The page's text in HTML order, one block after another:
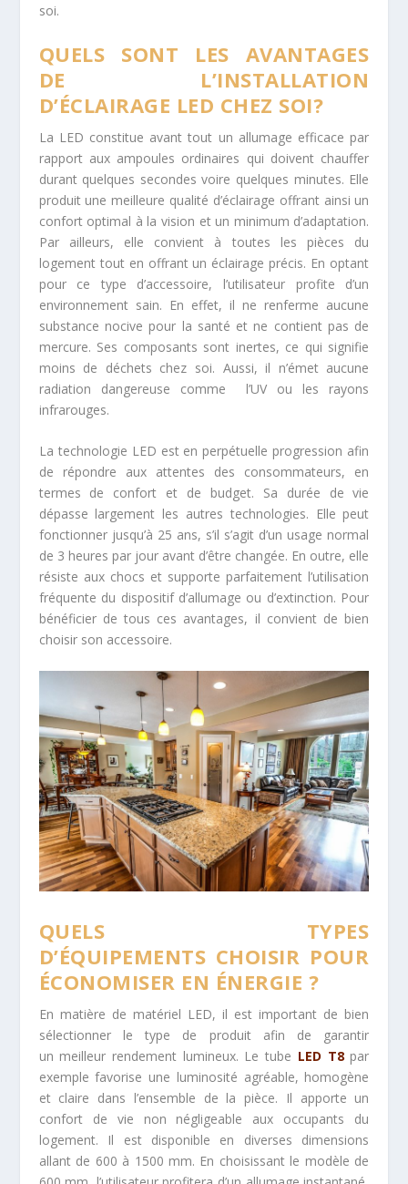
soi.
QUELS SONT LES AVANTAGES
DE L’INSTALLATION
D’ÉCLAIRAGE LED CHEZ SOI?
La LED constitue avant tout un allumage efficace par
rapport aux ampoules ordinaires qui doivent chauffer
durant quelques secondes voire quelques minutes. Elle
produit une meilleure qualité d’éclairage offrant ainsi un
confort optimal à la vision et un minimum d’adaptation.
Par ailleurs, elle convient à toutes les pièces du
logement tout en offrant un éclairage précis. En optant
pour ce type d’accessoire, l’utilisateur profite d’un
environnement sain. En effet, il ne renferme aucune
substance nocive pour la santé et ne contient pas de
mercure. Ses composants sont inertes, ce qui signifie
moins de déchets chez soi. Aussi, il n’émet aucune
radiation dangereuse comme l’UV ou les rayons
infrarouges.
La technologie LED est en perpétuelle progression afin
de répondre aux attentes des consommateurs, en
termes de confort et de budget. Sa durée de vie
dépasse largement les autres technologies. Elle peut
fonctionner jusqu’à 25 ans, s’il s’agit d’un usage normal
de 3 heures par jour avant d’être changée. En outre, elle
résiste aux chocs et supporte parfaitement l’utilisation
fréquente du dispositif d’allumage ou d’extinction. Pour
bénéficier de tous ces avantages, il convient de bien
choisir son accessoire.
QUELS TYPES
D’ÉQUIPEMENTS CHOISIR POUR
ÉCONOMISER EN ÉNERGIE ?
En matière de matériel LED, il est important de bien
sélectionner le type de produit afin de garantir
un meilleur rendement lumineux. Le tube LED T8par
exemple favorise une luminosité agréable, homogène
et claire dans l’ensemble de la pièce. Il apporte un
confort de vie non négligeable aux occupants du
logement. Il est disponible en diverses dimensions
allant de 600 à 1500 mm. En choisissant le modèle de